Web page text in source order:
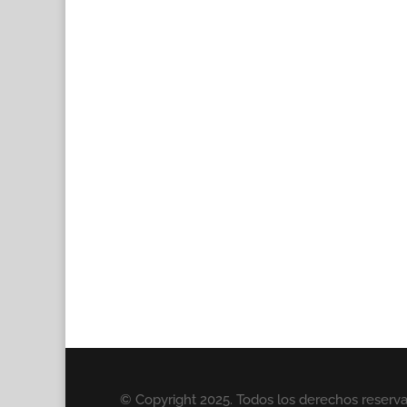
© Copyright 2025. Todos los derechos